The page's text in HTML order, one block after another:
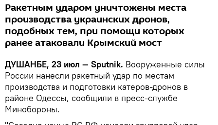
Ракетным ударом уничтожены места
производства украинских дронов,
подобных тем, при помощи которых
ранее атаковали Крымский мост
ДУШАНБЕ, 23 июл — Sputnik. Вооруженные силы
России нанесли ракетный удар по местам
производства и подготовки катеров-дронов в
районе Одессы, сообщили в пресс-службе
Минобороны.